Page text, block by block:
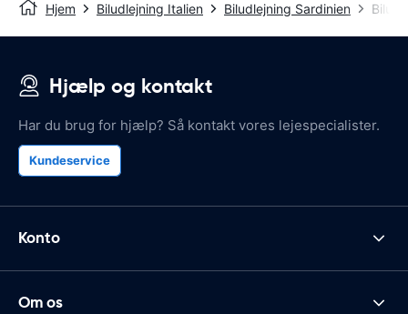
Hjem Biludlejning Italien Biludlejning Sardinien
Hjælp og kontakt
Har du brug for hjælp? Så kontakt vores lejespecialister.
Kundeservice
Konto
Om os